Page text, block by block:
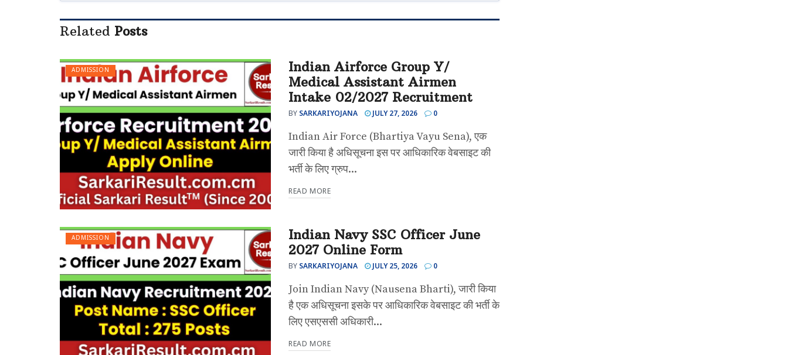
Related Posts
ADMISSION
Indian Airforce Group Y/
Medical Assistant Airmen
Intake 02/2027 Recruitment
BY SARKARIYOJANA JULY 27, 2026 0
Indian Air Force (Bhartiya Vayu Sena), एक
जारी किया है अधिसूचना इस पर आधिकारिक वेबसाइट की
भर्ती के लिए ग्रुप...
READ MORE
ADMISSION
Indian Navy SSC Officer June
2027 Online Form
BY SARKARIYOJANA JULY 25, 2026 0
Join Indian Navy (Nausena Bharti), जारी किया
है एक अधिसूचना इसके पर आधिकारिक वेबसाइट की भर्ती के
लिए एसएससी अधिकारी...
READ MORE